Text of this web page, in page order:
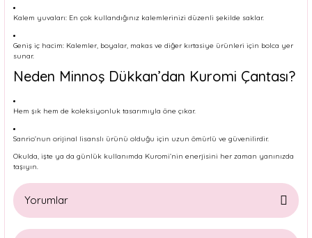
Kalem yuvaları: En çok kullandığınız kalemlerinizi düzenli şekilde saklar.
Geniş iç hacim: Kalemler, boyalar, makas ve diğer kırtasiye ürünleri için bolca yer
sunar.
Neden Minnoş Dükkan’dan Kuromi Çantası?
Hem şık hem de koleksiyonluk tasarımıyla öne çıkar.
Sanrio’nun orijinal lisanslı ürünü olduğu için uzun ömürlü ve güvenilirdir.
Okulda, işte ya da günlük kullanımda Kuromi’nin enerjisini her zaman yanınızda
taşıyın.
Yorumlar